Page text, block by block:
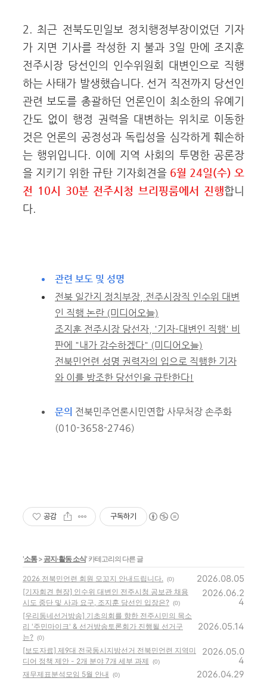
2. 최근 전북도민일보 정치행정부장이었던 기자
가 지면 기사를 작성한 지 불과 3일 만에 조지훈
전주시장 당선인의 인수위원회 대변인으로 직행
하는 사태가 발생했습니다. 선거 직전까지 당선인
관련 보도를 총괄하던 언론인이 최소한의 유예기
간도 없이 행정 권력을 대변하는 위치로 이동한
것은 언론의 공정성과 독립성을 심각하게 훼손하
는 행위입니다. 이에 지역 사회의 투명한 공론장
을 지키기 위한 규탄 기자회견을 6월 24일(수) 오
전 10시 30분 전주시청 브리핑룸에서 진행합니
다.
관련 보도 및 성명
전북 일간지 정치부장, 전주시장직 인수위 대변
인 직행 논란 (미디어오늘)
조지훈 전주시장 당선자, '기자-대변인 직행' 비
판에 "내가 감수하겠다" (미디어오늘)
전북민언련 성명 권력자의 입으로 직행한 기자
와 이를 방조한 당선인을 규탄한다!
문의 전북민주언론시민연합 사무처장 손주화
(010-3658-2746)
공감 구독하기
'소통> 공지·활동 소식' 카테고리의 다른 글
2026 전북민언련 회원 모꼬지 안내드립니다. (0) 2026.08.05
[기자회견 현장] 인수위 대변인 전주시청 공보관 채용
시도 중단 및 사과 요구, 조지훈 당선인 입장은? (0)
2026.06.2
4
[우리동네선거방송] 기초의회를 향한 전주시민의 목소
리 '주민마이크' & 선거방송토론회가 진행될 선거구
는? (0)
2026.05.14
[보도자료] 제9대 전국동시지방선거 전북민언련 지역미
디어 정책 제안 - 2개 분야 7개 세부 과제
(0)
2026.05.0
4
재무제표분석모임 5월 안내 (0) 2026.04.29